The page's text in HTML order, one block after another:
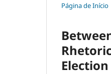
Página de Início
Election